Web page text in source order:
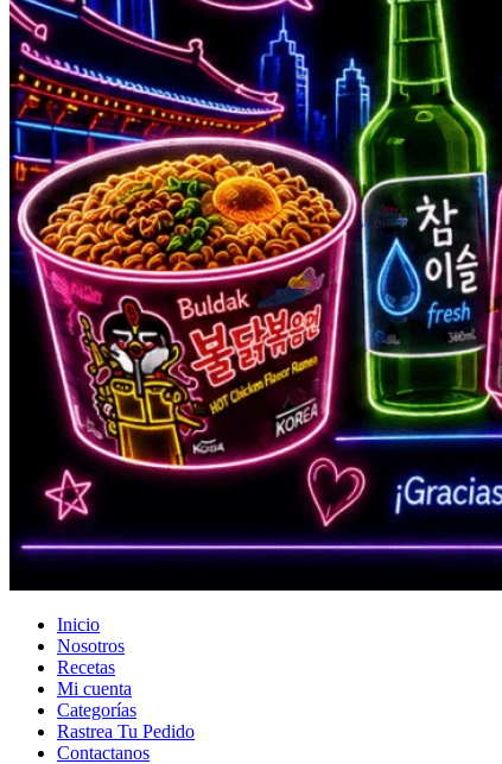
Inicio
Nosotros
Recetas
Mi cuenta
Categorías
Rastrea Tu Pedido
Contactanos